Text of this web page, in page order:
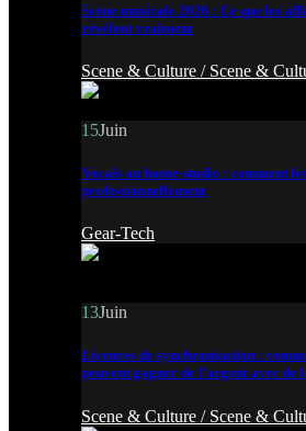
Scène musicale 2026 : Ce que les
révèlent vraiment
Scene & Culture / Scene &
15Juin
Vocals au home-studio : comment
professionnellement
Gear-Tech
13Juin
Licences de synchronisation :
peuvent gagner de l’argent avec de
Scene & Culture / Scene &